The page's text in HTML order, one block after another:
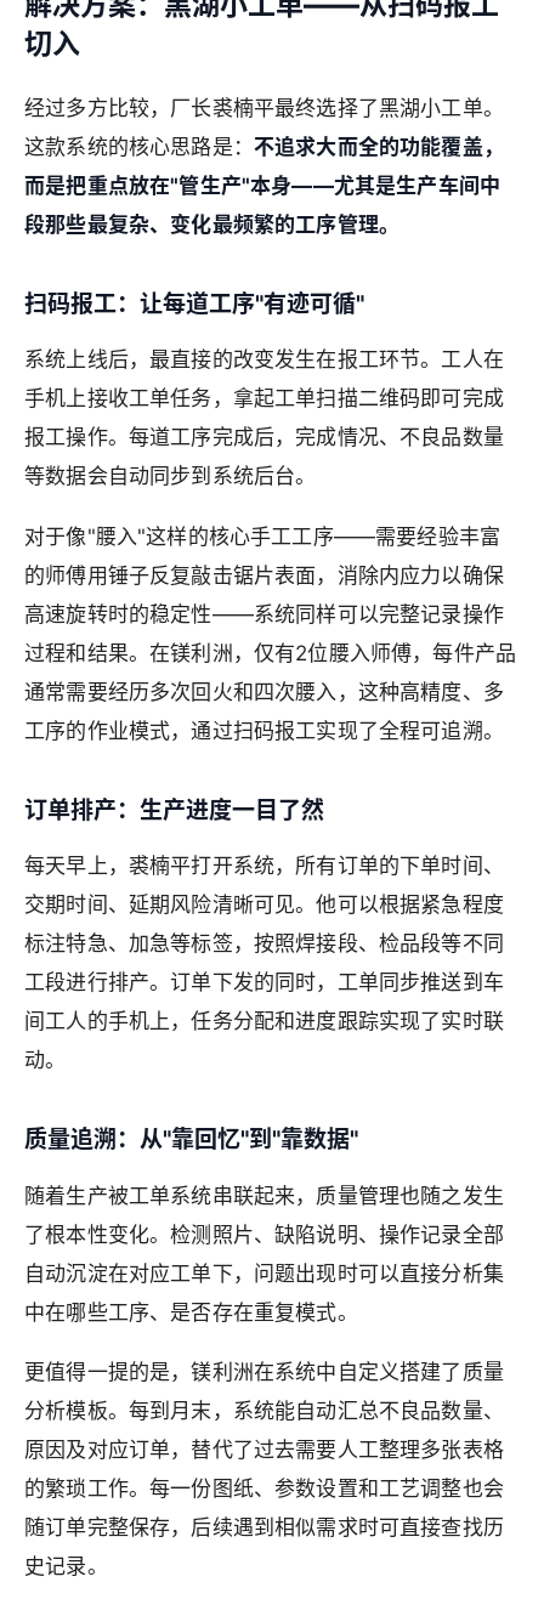
切入
经过多方比较，厂长裘楠平最终选择了黑湖小工单。
这款系统的核心思路是： 不追求大而全的功能覆盖，
而是把重点放在"管生产"本身——尤其是生产车间中
段那些最复杂、变化最频繁的工序管理。
扫码报工：让每道工序"有迹可循"
系统上线后，最直接的改变发生在报工环节。工人在
手机上接收工单任务，拿起工单扫描二维码即可完成
报工操作。每道工序完成后，完成情况、不良品数量
等数据会自动同步到系统后台。
对于像"腰入"这样的核心手工工序——需要经验丰富
的师傅用锤子反复敲击锯片表面，消除内应力以确保
高速旋转时的稳定性——系统同样可以完整记录操作
过程和结果。在镁利洲，仅有2位腰入师傅，每件产品
通常需要经历多次回火和四次腰入，这种高精度、多
工序的作业模式，通过扫码报工实现了全程可追溯。
订单排产：生产进度一目了然
每天早上，裘楠平打开系统，所有订单的下单时间、
交期时间、延期风险清晰可见。他可以根据紧急程度
标注特急、加急等标签，按照焊接段、检品段等不同
工段进行排产。订单下发的同时，工单同步推送到车
间工人的手机上，任务分配和进度跟踪实现了实时联
动。
质量追溯：从"靠回忆"到"靠数据"
随着生产被工单系统串联起来，质量管理也随之发生
了根本性变化。检测照片、缺陷说明、操作记录全部
自动沉淀在对应工单下，问题出现时可以直接分析集
中在哪些工序、是否存在重复模式。
更值得一提的是，镁利洲在系统中自定义搭建了质量
分析模板。每到月末，系统能自动汇总不良品数量、
原因及对应订单，替代了过去需要人工整理多张表格
的繁琐工作。每一份图纸、参数设置和工艺调整也会
随订单完整保存，后续遇到相似需求时可直接查找历
史记录。